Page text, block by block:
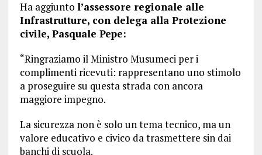
Ha aggiunto l’assessore regionale alle
Infrastrutture, con delega alla Protezione
civile, Pasquale Pepe:
“Ringraziamo il Ministro Musumeci per i
complimenti ricevuti: rappresentano uno stimolo
a proseguire su questa strada con ancora
maggiore impegno.
La sicurezza non è solo un tema tecnico, ma un
valore educativo e civico da trasmettere sin dai
banchi di scuola.